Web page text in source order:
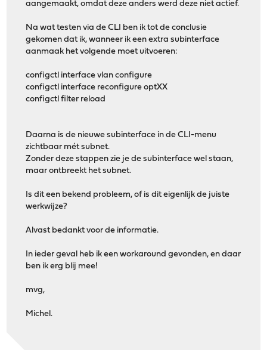
aangemaakt, omdat deze anders werd deze niet actief.
Na wat testen via de CLI ben ik tot de conclusie
gekomen dat ik, wanneer ik een extra subinterface
aanmaak het volgende moet uitvoeren:
configctl interface vlan configure
configctl interface reconfigure optXX
configctl filter reload
Daarna is de nieuwe subinterface in de CLI-menu
zichtbaar mét subnet.
Zonder deze stappen zie je de subinterface wel staan,
maar ontbreekt het subnet.
Is dit een bekend probleem, of is dit eigenlijk de juiste
werkwijze?
Alvast bedankt voor de informatie.
In ieder geval heb ik een workaround gevonden, en daar
ben ik erg blij mee!
mvg,
Michel.